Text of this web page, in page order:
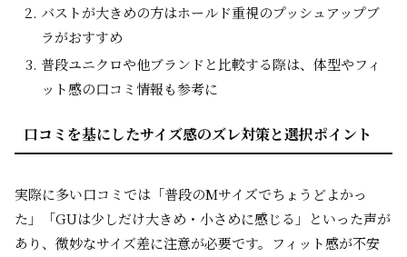
バストが大きめの方はホールド重視のプッシュアップブ
ラがおすすめ
普段ユニクロや他ブランドと比較する際は、体型やフィ
ット感の口コミ情報も参考に
口コミを基にしたサイズ感のズレ対策と選択ポイント
実際に多い口コミでは「普段のMサイズでちょうどよかっ
た」「GUは少しだけ大きめ・小さめに感じる」といった声が
あり、微妙なサイズ差に注意が必要です。フィット感が不安